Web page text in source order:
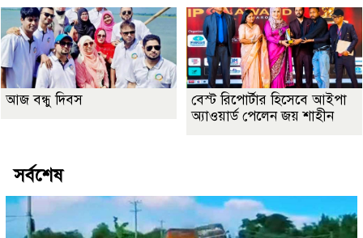
আজ বন্ধু দিবস
বেস্ট রিপোর্টার হিসেবে আইপা
অ্যাওয়ার্ড পেলেন জয় শাহীন
সর্বশেষ